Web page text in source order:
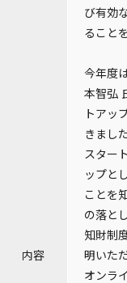
内容
び有効
ること
今年度
本智弘
トアッ
きまし
スター
ップと
ことを
の落と
知財制
明いた
オンラ